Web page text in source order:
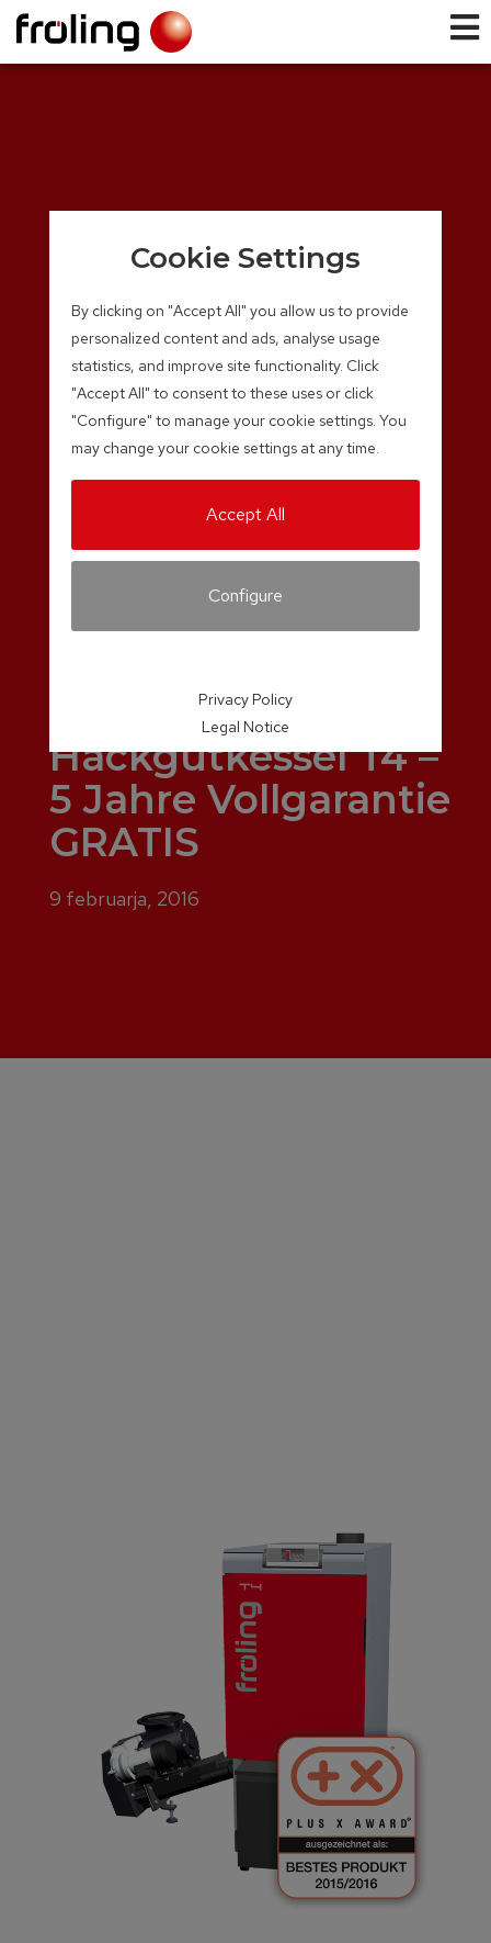
Hackgutkessel T4 –
5 Jahre Vollgarantie
GRATIS
9 februarja, 2016
Cookie Settings
By clicking on "Accept All" you allow us to provide
personalized content and ads, analyse usage
statistics, and improve site functionality. Click
"Accept All" to consent to these uses or click
"Configure" to manage your cookie settings. You
may change your cookie settings at any time.
Accept All
Configure
Privacy Policy
Legal Notice